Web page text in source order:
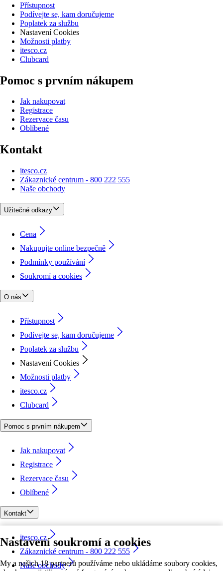
Nastavení soukromí a cookies
My a našich 18 partnerů používáme nebo ukládáme soubory cookies,
Přístupnost
Podívejte se, kam doručujeme
Poplatek za službu
Nastavení Cookies
Možnosti platby
itesco.cz
Clubcard
Pomoc s prvním nákupem
Jak nakupovat
Registrace
Rezervace času
Oblíbené
Kontakt
itesco.cz
Zákaznické centrum - 800 222 555
Naše obchody
Užitečné odkazy
Cena
Nakupujte online bezpečně
Podmínky používání
Soukromí a cookies
O nás
Přístupnost
Podívejte se, kam doručujeme
Poplatek za službu
Nastavení Cookies
Možnosti platby
itesco.cz
Clubcard
Pomoc s prvním nákupem
Jak nakupovat
Registrace
Rezervace času
Oblíbené
Kontakt
itesco.cz
Zákaznické centrum - 800 222 555
Naše obchody